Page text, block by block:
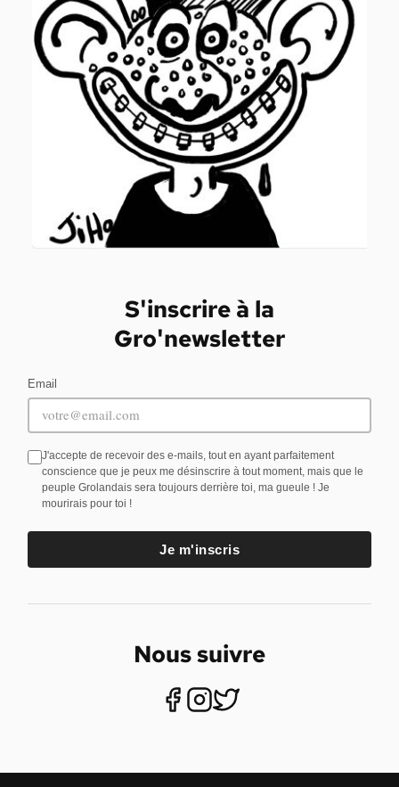
S'inscrire à la
Gro'newsletter
Email
J'accepte de recevoir des e-mails, tout en ayant parfaitement
conscience que je peux me désinscrire à tout moment, mais que le
peuple Grolandais sera toujours derrière toi, ma gueule ! Je
mourirais pour toi !
Je m'inscris
Nous suivre